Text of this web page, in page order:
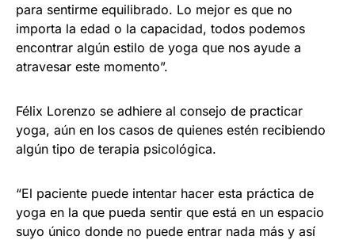
para sentirme equilibrado. Lo mejor es que no
importa la edad o la capacidad, todos podemos
encontrar algún estilo de yoga que nos ayude a
atravesar este momento”.
Félix Lorenzo se adhiere al consejo de practicar
yoga, aún en los casos de quienes estén recibiendo
algún tipo de terapia psicológica.
“El paciente puede intentar hacer esta práctica de
yoga en la que pueda sentir que está en un espacio
suyo único donde no puede entrar nada más y así